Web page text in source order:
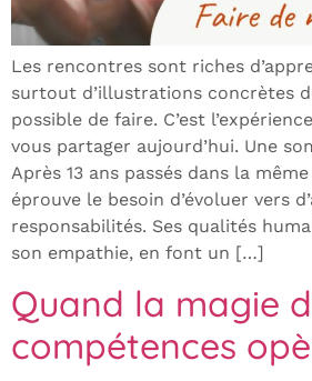
Les rencontres sont riches
surtout d’illustrations concrètes
possible de faire. C’est
vous partager aujourd’hui. Une
Après 13 ans passés dans la
éprouve le besoin d’évoluer vers
responsabilités. Ses qualités
son empathie, en font un […]
Quand la magie
compétences